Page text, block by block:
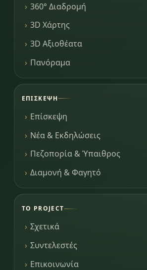
360° Διαδρομή
3D Χάρτης
3D Αξιοθέατα
Πανόραμα
ΕΠΊΣΚΕΨΗ
Επίσκεψη
Νέα & Εκδηλώσεις
Πεζοπορία & Ύπαιθρος
Διαμονή & Φαγητό
ΤΟ PROJECT
Σχετικά
Συντελεστές
Επικοινωνία